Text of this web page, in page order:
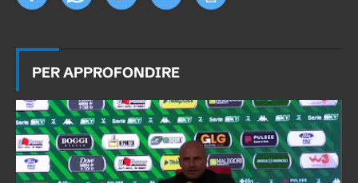
PER APPROFONDIRE